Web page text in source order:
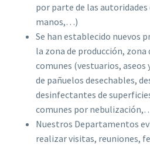
por parte de las
manos,…)
Se han establecido nuevos
la zona de producción, zona
comunes (vestuarios,
de pañuelos desechables,
desinfectantes de
comunes por
Nuestros Departamentos
realizar visitas, reuniones,